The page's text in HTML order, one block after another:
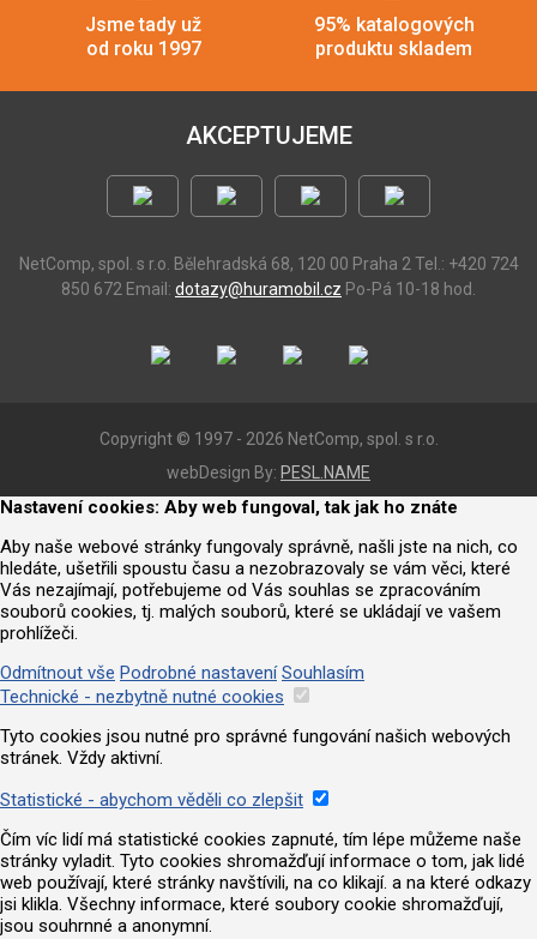
Jsme tady už
od roku 1997
95% katalogových
produktu skladem
AKCEPTUJEME
NetComp, spol. s r.o. Bělehradská 68, 120 00 Praha 2 Tel.: +420 724
850 672 Email: dotazy@huramobil.cz Po-Pá 10-18 hod.
Copyright © 1997 - 2026 NetComp, spol. s r.o.
webDesign By: PESL.NAME
Nastavení cookies: Aby web fungoval, tak jak ho znáte
Aby naše webové stránky fungovaly správně, našli jste na nich, co
hledáte, ušetřili spoustu času a nezobrazovaly se vám věci, které
Vás nezajímají, potřebujeme od Vás souhlas se zpracováním
souborů cookies, tj. malých souborů, které se ukládají ve vašem
prohlížeči.
Odmítnout vše Podrobné nastavení Souhlasím
Technické - nezbytně nutné cookies
Tyto cookies jsou nutné pro správné fungování našich webových
stránek. Vždy aktivní.
Statistické - abychom věděli co zlepšit
Čím víc lidí má statistické cookies zapnuté, tím lépe můžeme naše
stránky vyladit. Tyto cookies shromažďují informace o tom, jak lidé
web používají, které stránky navštívili, na co klikají. a na které odkazy
jsi klikla. Všechny informace, které soubory cookie shromažďují,
jsou souhrnné a anonymní.